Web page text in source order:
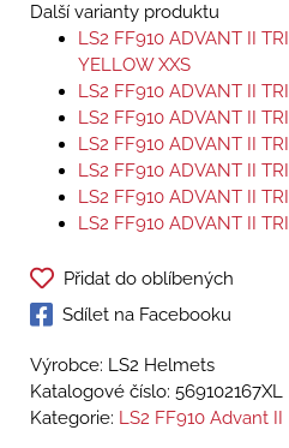
Další varianty produktu
LS2 FF910 ADVANT II
YELLOW XXS
LS2 FF910 ADVANT II
LS2 FF910 ADVANT II
LS2 FF910 ADVANT II
LS2 FF910 ADVANT II
LS2 FF910 ADVANT II
LS2 FF910 ADVANT II
Přidat do oblíbených
Sdílet na Facebooku
Výrobce: LS2 Helmets
Katalogové číslo: 569102167XL
Kategorie: LS2 FF910 Advant II